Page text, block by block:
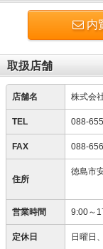
内
取扱店舗
店舗名 株式会
TEL 088-
FAX 088-
住所
徳島市
営業時間 9:00～
定休日 日曜日